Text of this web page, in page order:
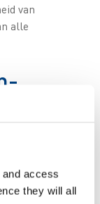
access
they will all
van
alle